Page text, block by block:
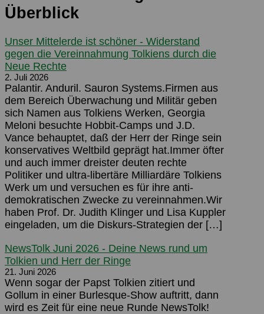
Überblick
Unser Mittelerde ist schöner - Widerstand
gegen die Vereinnahmung Tolkiens durch die
Neue Rechte
2. Juli 2026
Palantir. Anduril. Sauron Systems.Firmen aus
dem Bereich Überwachung und Militär geben
sich Namen aus Tolkiens Werken, Georgia
Meloni besuchte Hobbit-Camps und J.D.
Vance behauptet, daß der Herr der Ringe sein
konservatives Weltbild geprägt hat.Immer öfter
und auch immer dreister deuten rechte
Politiker und ultra-libertäre Milliardäre Tolkiens
Werk um und versuchen es für ihre anti-
demokratischen Zwecke zu vereinnahmen.Wir
haben Prof. Dr. Judith Klinger und Lisa Kuppler
eingeladen, um die Diskurs-Strategien der […]
NewsTolk Juni 2026 - Deine News rund um
Tolkien und Herr der Ringe
21. Juni 2026
Wenn sogar der Papst Tolkien zitiert und
Gollum in einer Burlesque-Show auftritt, dann
wird es Zeit für eine neue Runde NewsTolk!